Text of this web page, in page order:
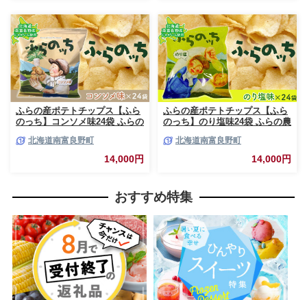
ヤ 富良野
ヤ 富良野
ふらの産ポテトチップス【ふら
のっち】コンソメ味24袋 ふらの
ガイモ コンソメ 芋 菓子 スナッ
ク じゃがいも お菓子 ポテチ 1
北海道南富良野町
14,000円
ふらの産ポテトチップス【ふら
のっち】のり塩味24袋 ふらの農
イモ のり塩 芋 菓子 スナック
じゃがいも お菓子 ポテチ 1箱
北海道南富良野町
14,000円
おすすめ特集